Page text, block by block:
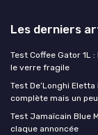
Les derniers
Test Coffee Gator 1L
le verre fragile
Test De’Longhi
complète mais un
Test Jamaïcain Blue
claque annoncée